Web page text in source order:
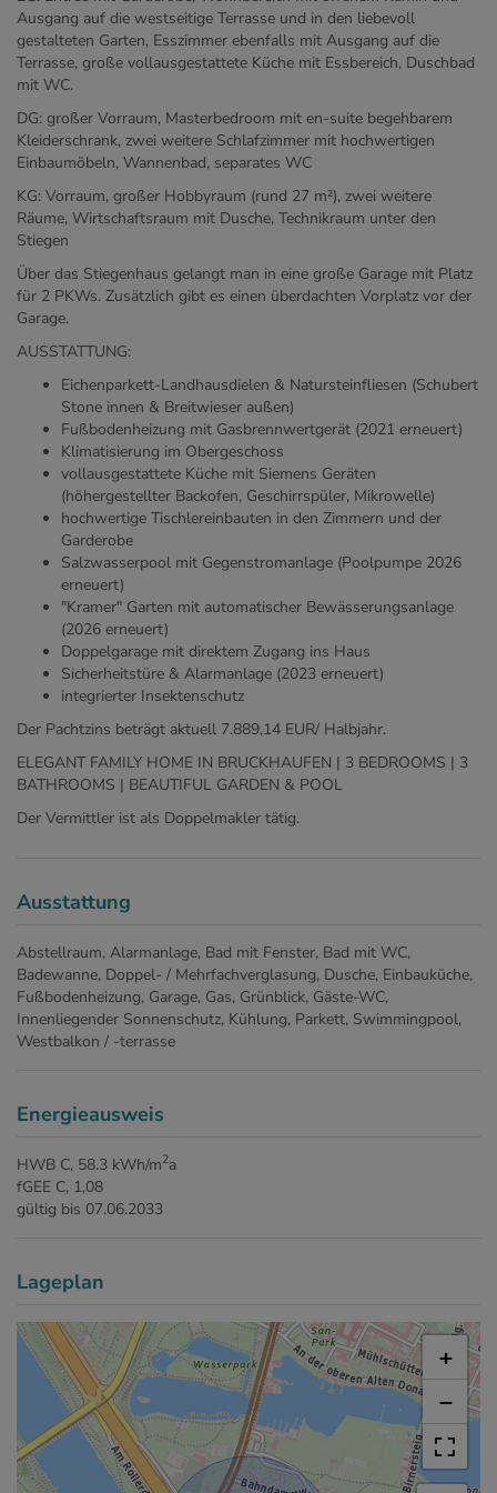
Ausgang auf die westseitige Terrasse und in den liebevoll
gestalteten Garten, Esszimmer ebenfalls mit Ausgang auf die
Terrasse, große vollausgestattete Küche mit Essbereich, Duschbad
mit WC.
DG: großer Vorraum, Masterbedroom mit en-suite begehbarem
Kleiderschrank, zwei weitere Schlafzimmer mit hochwertigen
Einbaumöbeln, Wannenbad, separates WC
KG: Vorraum, großer Hobbyraum (rund 27 m²), zwei weitere
Räume, Wirtschaftsraum mit Dusche, Technikraum unter den
Stiegen
Über das Stiegenhaus gelangt man in eine große Garage mit Platz
für 2 PKWs. Zusätzlich gibt es einen überdachten Vorplatz vor der
Garage.
AUSSTATTUNG:
Eichenparkett-Landhausdielen & Natursteinfliesen (Schubert
Stone innen & Breitwieser außen)
Fußbodenheizung mit Gasbrennwertgerät (2021 erneuert)
Klimatisierung im Obergeschoss
vollausgestattete Küche mit Siemens Geräten
(höhergestellter Backofen, Geschirrspüler, Mikrowelle)
hochwertige Tischlereinbauten in den Zimmern und der
Garderobe
Salzwasserpool mit Gegenstromanlage (Poolpumpe 2026
erneuert)
"Kramer" Garten mit automatischer Bewässerungsanlage
(2026 erneuert)
Doppelgarage mit direktem Zugang ins Haus
Sicherheitstüre & Alarmanlage (2023 erneuert)
integrierter Insektenschutz
Der Pachtzins beträgt aktuell 7.889,14 EUR/ Halbjahr.
ELEGANT FAMILY HOME IN BRUCKHAUFEN | 3 BEDROOMS | 3
BATHROOMS | BEAUTIFUL GARDEN & POOL
Der Vermittler ist als Doppelmakler tätig.
Ausstattung
Abstellraum Alarmanlage Bad mit Fenster Bad mit WC
Badewanne Doppel- / Mehrfachverglasung Dusche Einbauküche
Fußbodenheizung Garage Gas Grünblick Gäste-WC
Innenliegender Sonnenschutz Kühlung Parkett Swimmingpool
Westbalkon / -terrasse
Energieausweis
HWB C, 58.3 kWh/m2a
fGEE C, 1,08
gültig bis 07.06.2033
Lageplan
+
−